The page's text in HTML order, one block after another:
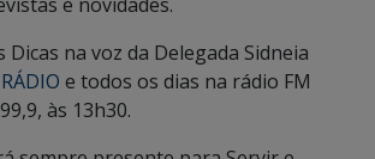
na voz da Delegada Sidneia
e todos os dias na rádio FM
às 13h30.